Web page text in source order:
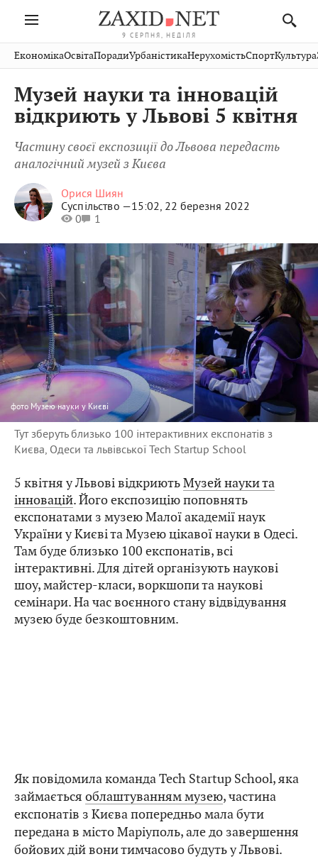
9 СЕРПНЯ, НЕДІЛЯ
Івано-
Франківськ
Тернопіль
Волинь
Рівне
Чернівці
Стрий
Хмельницький
Вінниця
Публікації
Авто СловкоКультура
Кіно Дім СпортКраєзнавство
ФотоОсвітаНерухомість
Домашні
ЕкономікаОсвітаПорадиУрбаністикаНерухомістьСпортКультура
Музей науки та інновацій
відкриють у Львові 5 квітня
Частину своєї експозиції до Львова передасть
аналогічний музей з Києва
Орися Шиян
Суспільство —15:02, 22 березня 2022
0
1
фото Музею науки у Києві
Тут зберуть близько 100 інтерактивних експонатів з
Києва, Одеси та львівської Tech Startup School
5 квітня у Львові відкриютьМузей науки та
інновацій. Його експозицію поповнять
експонатами з музею Малої академії наук
України у Києві та Музею цікавої науки в Одесі.
Там буде близько 100 експонатів, всі
інтерактивні. Для дітей організують наукові
шоу, майстер-класи, воркшопи та наукові
семінари. На час воєнного стану відвідування
музею буде безкоштовним.
Як повідомила команда Tech Startup School, яка
займається облаштуванням музею, частина
експонатів з Києва попередньо мала бути
передана в місто Маріуполь, але до завершення
бойових дій вони тимчасово будуть у Львові.